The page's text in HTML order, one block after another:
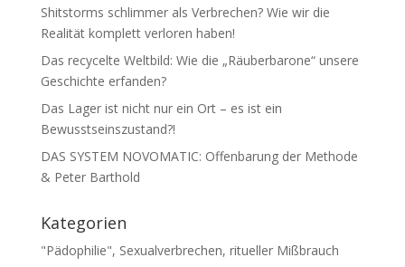
Shitstorms schlimmer als Verbrechen? Wie wir die
Realität komplett verloren haben!
Das recycelte Weltbild: Wie die „Räuberbarone“ unsere
Geschichte erfanden?
Das Lager ist nicht nur ein Ort – es ist ein
Bewusstseinszustand?!
DAS SYSTEM NOVOMATIC: Offenbarung der Methode
& Peter Barthold
Kategorien
"Pädophilie", Sexualverbrechen, ritueller Mißbrauch